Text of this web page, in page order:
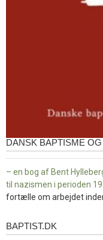
DANSK BAPTISME
– en bog af Bent
til nazismen i perioden
fortælle om arbejdet
baptist.dk
BAPTIST.DK